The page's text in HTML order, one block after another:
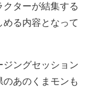
ターが結集する
る内容となって
ングセッション
あのくまモンも